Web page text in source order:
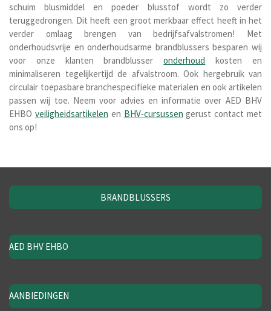
schuim blusmiddel en poeder blusstof wordt zo verder
teruggedrongen. Dit heeft een groot merkbaar effect heeft in het
verder omlaag brengen van bedrijfsafvalstromen! Met
onderhoudsvrije en onderhoudsarme brandblussers besparen wij
voor onze klanten brandblusseronderhoud kosten en
minimaliseren tegelijkertijd de afvalstroom. Ook hergebruik van
circulair toepasbare branchespecifieke materialen en ook artikelen
passen wij toe. Neem voor advies en informatie over AED BHV
EHBO veiligheidsartikelen en BHV-cursussen gerust contact met
ons op!
BRANDBLUSSERS
AED BHV EHBO
AANBIEDINGEN